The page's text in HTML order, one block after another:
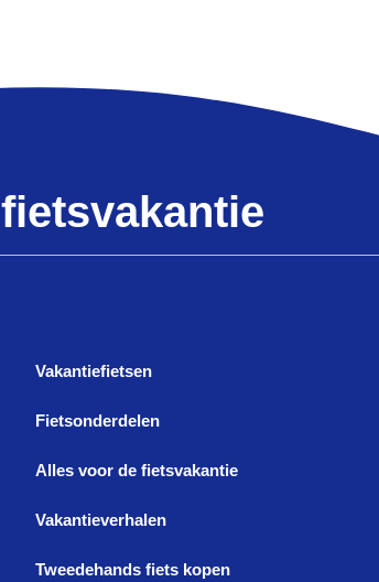
fietsvakantie
Vakantiefietsen
Fietsonderdelen
Alles voor de fietsvakantie
Vakantieverhalen
Tweedehands fiets kopen